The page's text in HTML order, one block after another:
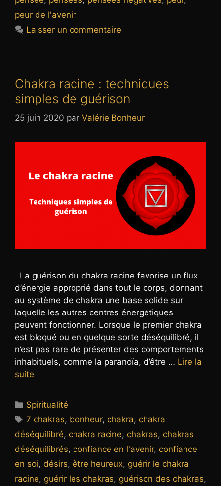
peur de l'avenir
Laisser un commentaire
Chakra racine : techniques
simples de guérison
25 juin 2020 par Valérie Bonheur
La guérison du chakra racine favorise un flux
d’énergie approprié dans tout le corps, donnant
au système de chakra une base solide sur
laquelle les autres centres énergétiques
peuvent fonctionner. Lorsque le premier chakra
est bloqué ou en quelque sorte déséquilibré, il
n’est pas rare de présenter des comportements
inhabituels, comme la paranoïa, d’être … Lire la
suite
Catégories
Spiritualité
Étiquettes
7 chakras, bonheur, chakra, chakra
déséquilibré, chakra racine, chakras, chakras
déséquilibrés, confiance en l'avenir, confiance
en soi, désirs, être heureux, guérir le chakra
racine, guérir les chakras, guérison des chakras,